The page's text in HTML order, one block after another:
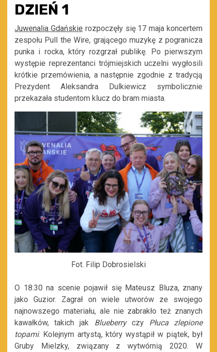
DZIEŃ 1
Juwenalia Gdańskie rozpoczęły się 17 maja koncertem
zespołu Pull the Wire, grającego muzykę z pogranicza
punka i rocka, który rozgrzał publikę. Po pierwszym
występie reprezentanci trójmiejskich uczelni wygłosili
krótkie przemówienia, a następnie zgodnie z tradycją
Prezydent Aleksandra Dulkiewicz symbolicznie
przekazała studentom klucz do bram miasta.
Fot. Filip Dobrosielski
O 18:30 na scenie pojawił się Mateusz Bluza, znany
jako Guzior. Zagrał on wiele utworów ze swojego
najnowszego materiału, ale nie zabrakło też znanych
kawałków, takich jak Blueberryczy Płuca zlepione
topami. Kolejnym artystą, który wystąpił w piątek, był
Gruby Mielzky, związany z wytwórnią 2020. W